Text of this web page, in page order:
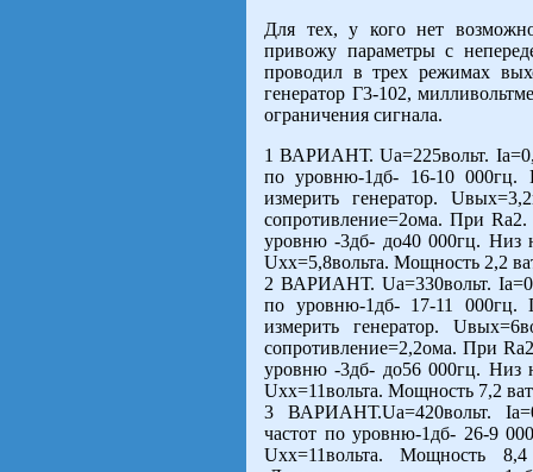
Для тех, у кого нет
привожу параметры с
проводил в трех режимах
генератор Г3-102,
ограничения сигнала.
1 ВАРИАНТ. Ua=225вольт.
по уровню-1дб- 16-10
измерить генератор.
сопротивление=2ома. При
уровню -3дб- до40 000гц. Низ
Uхх=5,8вольта. Мощность 2,2
2 ВАРИАНТ. Ua=330вольт.
по уровню-1дб- 17-11
измерить генератор.
сопротивление=2,2ома. При
уровню -3дб- до56 000гц. Низ
Uхх=11вольта. Мощность 7,2
3 ВАРИАНТ.Ua=420вольт.
частот по уровню-1дб- 26-9
Uхх=11вольта. Мощность